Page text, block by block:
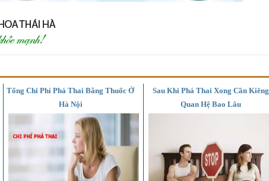
Tổng Chi Phí Phá Thai Bằng Thuốc Ở
Hà Nội
Sau Khi Phá Thai Xong Cần Kiêng
Quan Hệ Bao Lâu